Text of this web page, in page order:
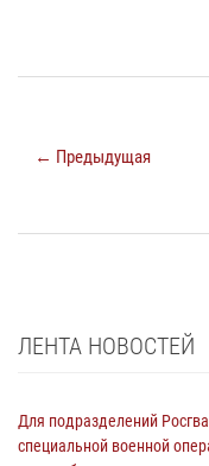
← Предыдущая
ЛЕНТА НОВОСТЕЙ
Для подразделений
специальной военной